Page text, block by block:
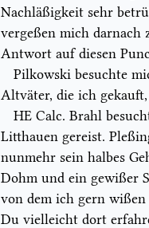
Nachläßigkeit sehr
vergeßen mich darnach
Antwort auf diesen
Pilkowski besuchte
Altväter, die ich
HE Calc. Brahl
Litthauen gereist.
nunmehr sein halbes
Dohm und ein gewißer
von dem ich gern
Du vielleicht dort